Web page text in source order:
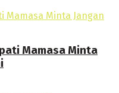
Mamasa Minta